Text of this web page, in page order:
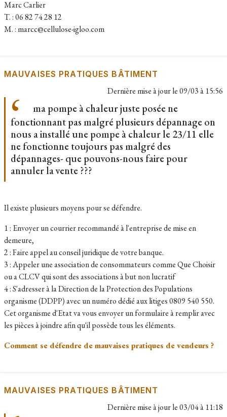
Marc Carlier
T. : 06 82 74 28 12
M. : marcc@cellulose-igloo.com
MAUVAISES PRATIQUES BÂTIMENT
Dernière mise à jour le09/03 à 15:56
ma pompe à chaleur juste posée ne
fonctionnant pas malgré plusieurs dépannage on
nous a installé une pompe à chaleur le 23/11 elle
ne fonctionne toujours pas malgré des
dépannages- que pouvons-nous faire pour
annuler la vente ???
Il existe plusieurs moyens pour se défendre.
1 : Envoyer un courrier recommandé à l'entreprise de mise en
demeure,
2 : Faire appel au conseil juridique de votre banque.
3 : Appeler une association de consommateurs comme Que Choisir
ou a CLCV qui sont des associations à but non lucratif
4 : S'adresser à la Direction de la Protection des Populations
organisme (DDPP) avec un numéro dédié aux litiges 0809 540 550.
Cet organisme d'Etat va vous envoyer un formulaire à remplir avec
les pièces à joindre afin qu'il possède tous les éléments.
Comment se défendre de mauvaises pratiques de vendeurs ?
MAUVAISES PRATIQUES BÂTIMENT
Dernière mise à jour le03/04 à 11:18